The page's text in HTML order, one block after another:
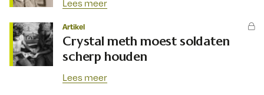
Lees meer
Artikel
Crystal meth moest soldaten
scherp houden
Lees meer